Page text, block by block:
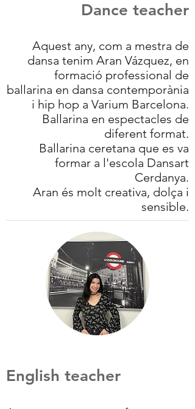
Dance teacher
Aquest any, com a mestra de
dansa tenim Aran Vázquez, en
formació professional de
ballarina en dansa contemporània
i hip hop a Varium Barcelona.
Ballarina en espectacles de
diferent format.
Ballarina ceretana que es va
formar a l'escola Dansart
Cerdanya.
Aran és molt creativa, dolça i
sensible.
English teacher